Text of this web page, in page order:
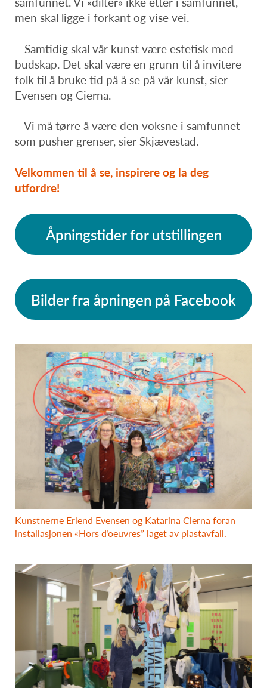
men skal ligge i forkant og vise vei.
– Samtidig skal vår kunst være estetisk med
budskap. Det skal være en grunn til å invitere
folk til å bruke tid på å se på vår kunst, sier
Evensen og Cierna.
– Vi må tørre å være den voksne i samfunnet
som pusher grenser, sier Skjævestad.
Velkommen til å se, inspirere og la deg
utfordre!
Åpningstider for utstillingen
Bilder fra åpningen på Facebook
Kunstnerne Erlend Evensen og Katarina Cierna foran
installasjonen «Hors d’oeuvres” laget av plastavfall.